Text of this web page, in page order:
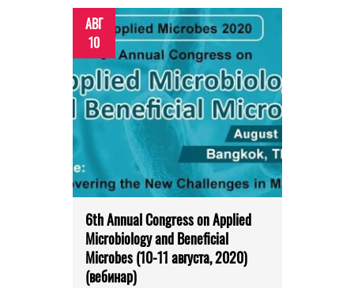
АВГ
10
6th Annual Congress on Applied
Microbiology and Beneficial
Microbes (10-11 августа, 2020)
(вебинар)